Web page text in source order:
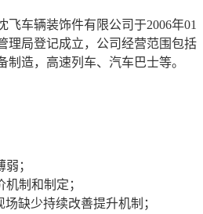
飞车辆装饰件有限公司于2006年01
理局登记成立，公司经营范围包括
造，高速列车、汽车巴士等。
；
制和制定；
缺少持续改善提升机制；